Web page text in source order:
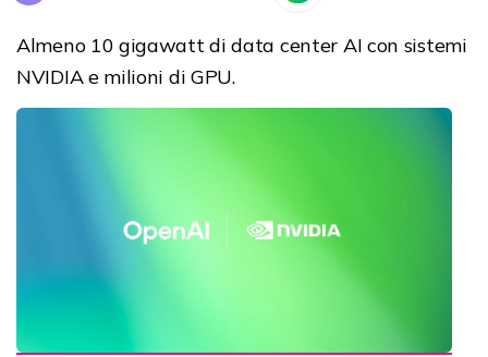
Almeno 10 gigawatt di data center AI con sistemi
NVIDIA e milioni di GPU.